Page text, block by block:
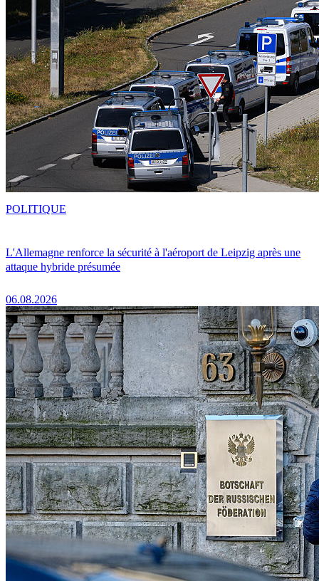
L'Allemagne renforce la sécurité à l'aéroport de Leipzig après une
attaque hybride présumée
06.08.2026
POLITIQUE